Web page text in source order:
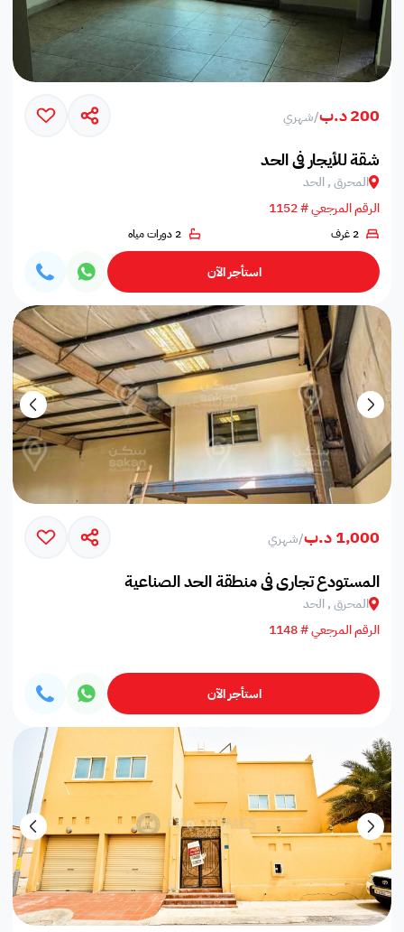
200 د.ب /شهري
شقة للأيجار في الحد
المحرق , الحد
الرقم المرجعي # 1152
2 غرف 2 دورات مياه
استأجر الآن
1,000 د.ب /شهري
المستودع تجاري في منطقة الحد الصناعية
المحرق , الحد
الرقم المرجعي # 1148
استأجر الآن